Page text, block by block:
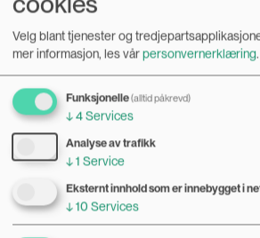
– De jobber ekstremt mye og velger å
Les også
Stadig flere skeive
høyreekstreme
Alice Weidel, som nylig ble omtalt i
Velg blant tjenester og
mer informasjon, les vårpersonvernerklæring.
Funksjonelle(alltid påkrevd)
↓4Services
Analyse av trafikk
↓1 Service
Eksternt innhold som er innebygget i
↓10 Services